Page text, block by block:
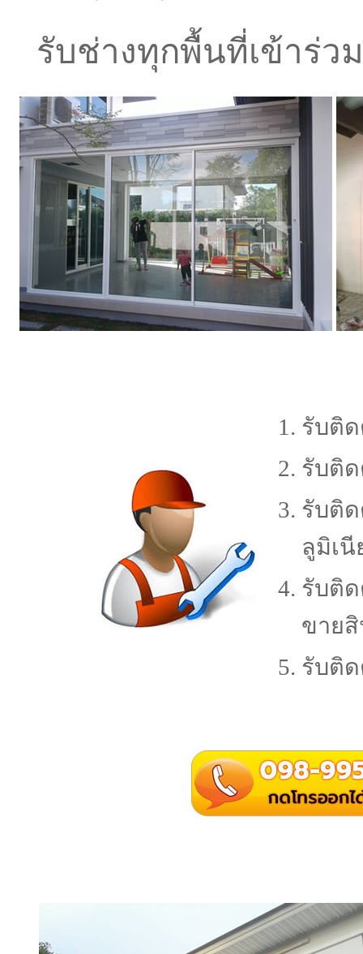
รับช่างทุกพื้นที่เข้าร่ว
รับติ
รับติ
รับติ
ลูมิเ
รับติ
ขาย
รับติ